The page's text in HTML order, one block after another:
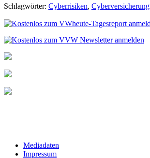
Schlagwörter: Cyberrisiken, Cyberversicherung
Mediadaten
Impressum